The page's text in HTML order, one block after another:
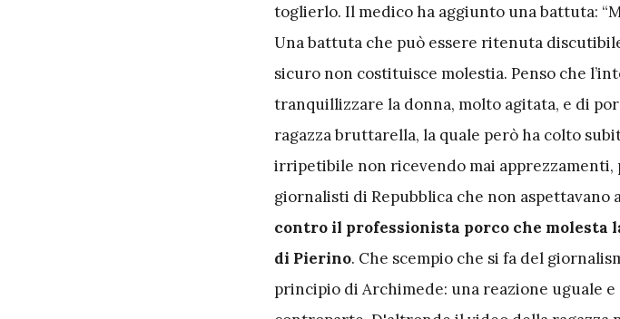
toglierlo. Il medico ha aggiunto una battuta:
Una battuta che può essere ritenuta
sicuro non costituisce molestia. Penso che
tranquillizzare la donna, molto agitata, e di
ragazza bruttarella, la quale però ha colto
irripetibile non ricevendo mai
giornalisti di Repubblica che non aspettavano
contro il professionista porco che molesta
di Pierino. Che scempio che si fa del
principio di Archimede: una reazione uguale